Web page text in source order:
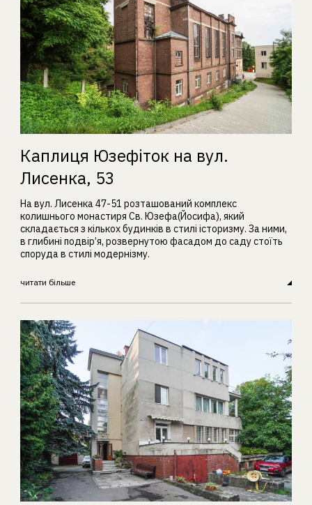
Каплиця Юзефіток на вул.
Лисенка, 53
На вул. Лисенка 47-51 розташований комплекс
колишнього монастиря Св. Юзефа(Йосифа), який
складається з кількох будинків в стилі історизму. За ними,
в глибині подвір’я, розвернутою фасадом до саду стоїть
споруда в стилі модернізму.
читати більше